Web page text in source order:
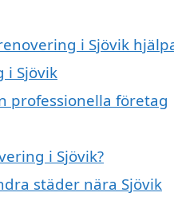
i Sjövik
i Sjövik
professionella företag
i Sjövik?
städer nära Sjövik